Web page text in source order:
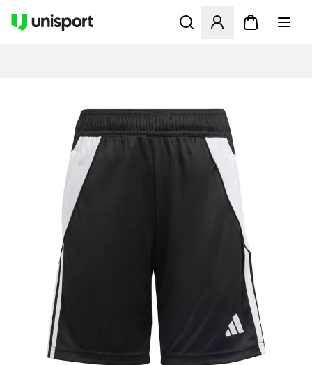
Åbner en Modal til at